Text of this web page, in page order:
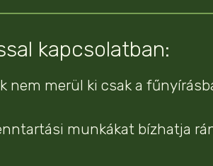
kapcsolatban:
nem merül ki csak a
munkákat bízhatja